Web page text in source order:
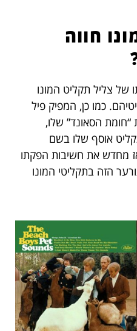
חווה
של צליל תקליט המונו
כמו כן, המפיק פיל
הסאונד” שלו,
הוציא תקליט אוסף שלו בשם
מחדש את חשיבות הפקתו
הזה בתקליטי המונו